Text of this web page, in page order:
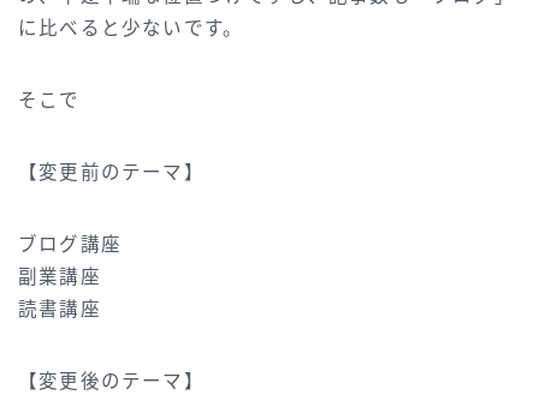
に比べると少ないです。
そこで
【変更前のテーマ】
ブログ講座
副業講座
読書講座
【変更後のテーマ】